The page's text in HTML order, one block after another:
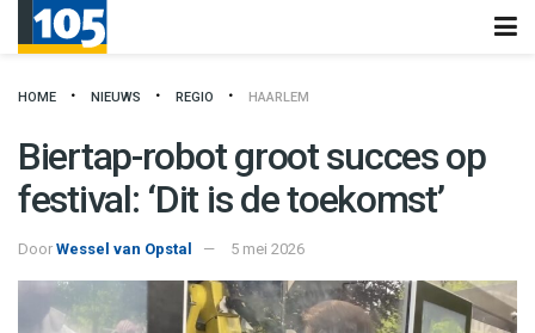
HOME NIEUWS REGIO HAARLEM
Biertap-robot groot succes op
festival: ‘Dit is de toekomst’
Door Wessel van Opstal 5 mei 2026